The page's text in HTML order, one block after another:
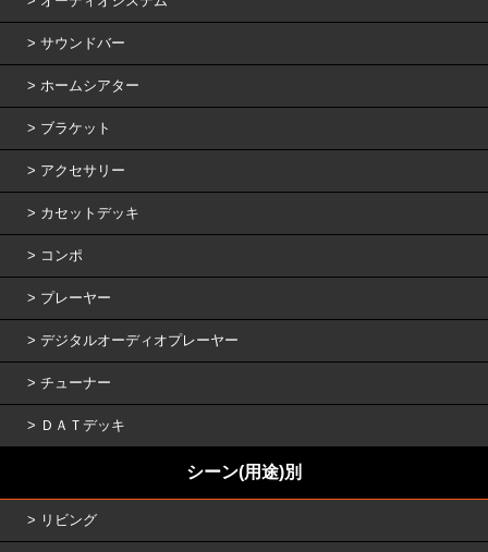
サウンドバー
ホームシアター
ブラケット
アクセサリー
カセットデッキ
コンポ
プレーヤー
デジタルオーディオプレーヤー
チューナー
ＤＡＴデッキ
シーン(用途)別
リビング